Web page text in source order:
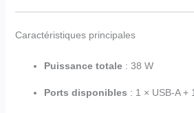
Caractéristiques principales
Puissance totale: 38 W
Ports disponibles : 1 × USB-A +